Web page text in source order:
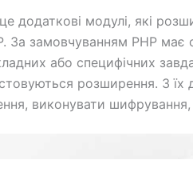
додаткові модулі, які
За замовчуванням PHP
або специфічних
розширення. З
виконувати шифрування,